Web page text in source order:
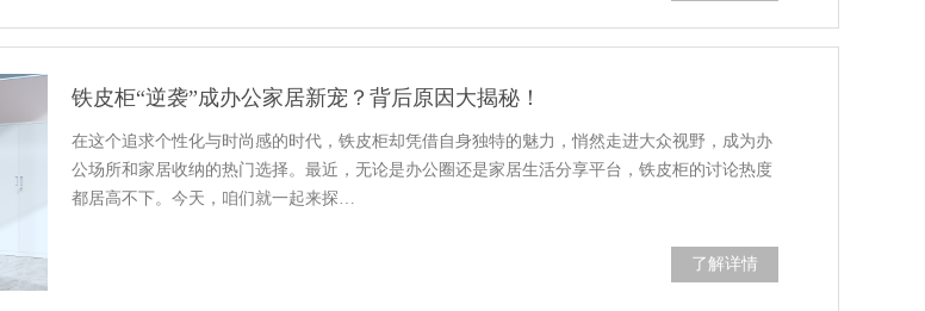
铁皮柜“逆袭”成办公家居新宠？背后原因大揭秘！
在这个追求个性化与时尚感的时代，铁皮柜却凭借自身独特的魅力，悄然走进大众视野，成为办
公场所和家居收纳的热门选择。最近，无论是办公圈还是家居生活分享平台，铁皮柜的讨论热度
都居高不下。今天，咱们就一起来探…
了解详情